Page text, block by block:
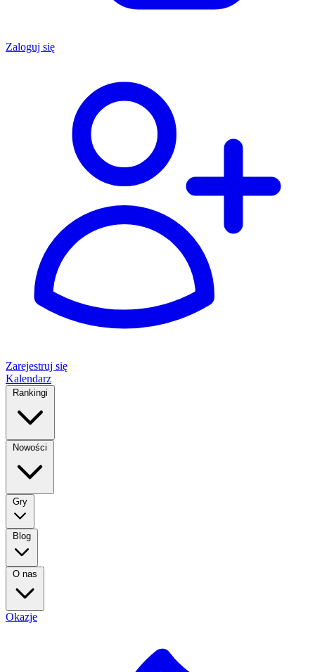
Zaloguj się
Zarejestruj się
Kalendarz
Rankingi
Nowości
Gry
Blog
O nas
Okazje